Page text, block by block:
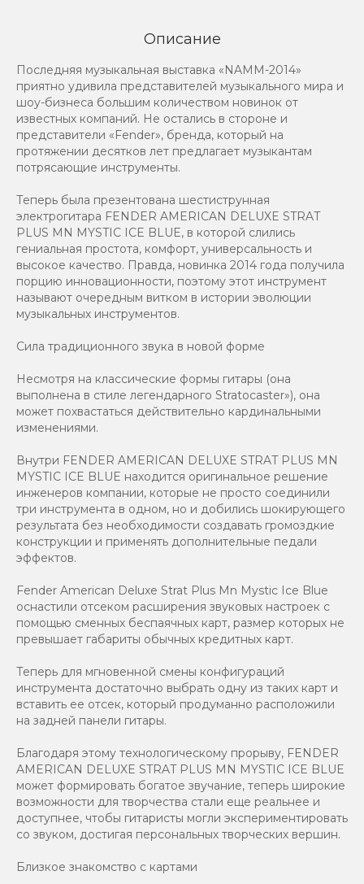
Описание
Последняя музыкальная выставка «NAMM-2014»
приятно удивила представителей музыкального мира и
шоу-бизнеса большим количеством новинок от
известных компаний. Не остались в стороне и
представители «Fender», бренда, который на
протяжении десятков лет предлагает музыкантам
потрясающие инструменты.
Теперь была презентована шестиструнная
электрогитара FENDER AMERICAN DELUXE STRAT
PLUS MN MYSTIC ICE BLUE, в которой слились
гениальная простота, комфорт, универсальность и
высокое качество. Правда, новинка 2014 года получила
порцию инновационности, поэтому этот инструмент
называют очередным витком в истории эволюции
музыкальных инструментов.
Сила традиционного звука в новой форме
Несмотря на классические формы гитары (она
выполнена в стиле легендарного Stratocaster»), она
может похвастаться действительно кардинальными
изменениями.
Внутри FENDER AMERICAN DELUXE STRAT PLUS MN
MYSTIC ICE BLUE находится оригинальное решение
инженеров компании, которые не просто соединили
три инструмента в одном, но и добились шокирующего
результата без необходимости создавать громоздкие
конструкции и применять дополнительные педали
эффектов.
Fender American Deluxe Strat Plus Mn Mystic Ice Blue
оснастили отсеком расширения звуковых настроек с
помощью сменных беспаячных карт, размер которых не
превышает габариты обычных кредитных карт.
Теперь для мгновенной смены конфигураций
инструмента достаточно выбрать одну из таких карт и
вставить ее отсек, который продуманно расположили
на задней панели гитары.
Благодаря этому технологическому прорыву, FENDER
AMERICAN DELUXE STRAT PLUS MN MYSTIC ICE BLUE
может формировать богатое звучание, теперь широкие
возможности для творчества стали еще реальнее и
доступнее, чтобы гитаристы могли экспериментировать
со звуком, достигая персональных творческих вершин.
Близкое знакомство с картами